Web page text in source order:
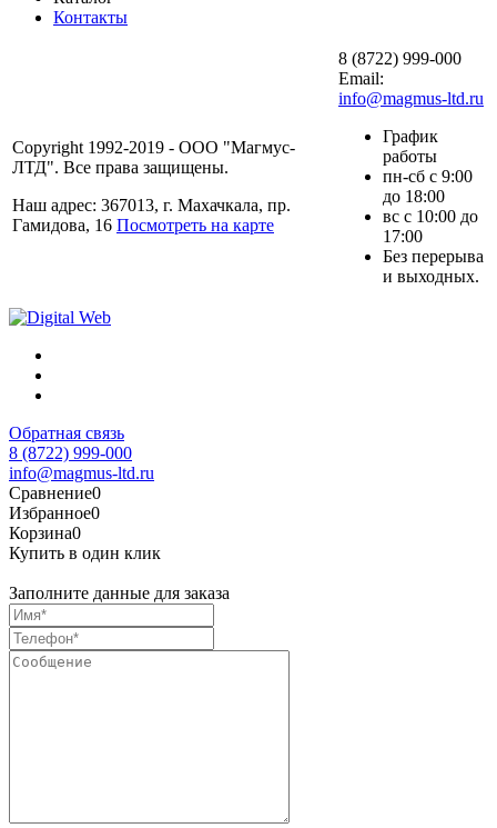
Контакты
Copyright 1992-2019 - ООО "Магмус-
ЛТД". Все права защищены.
Наш адрес: 367013, г. Махачкала, пр.
Гамидова, 16 Посмотреть на карте
8 (8722) 999-000
Email:
info@magmus-ltd.ru
График
работы
пн-сб с 9:00
до 18:00
вс с 10:00 до
17:00
Без перерыва
и выходных.
Обратная связь
8 (8722) 999-000
info@magmus-ltd.ru
Сравнение0
Избранное0
Корзина0
Купить в один клик
Заполните данные для заказа